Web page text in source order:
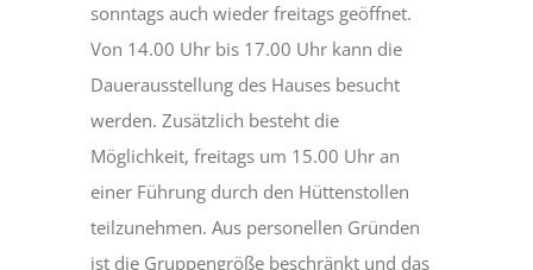
Hallo Kinder
Blog
sonntags auch wieder freitags geöffnet.
Von 14.00 Uhr bis 17.00 Uhr kann die
Dauerausstellung des Hauses besucht
werden. Zusätzlich besteht die
Möglichkeit, freitags um 15.00 Uhr an
einer Führung durch den Hüttenstollen
teilzunehmen. Aus personellen Gründen
ist die Gruppengröße beschränkt und das